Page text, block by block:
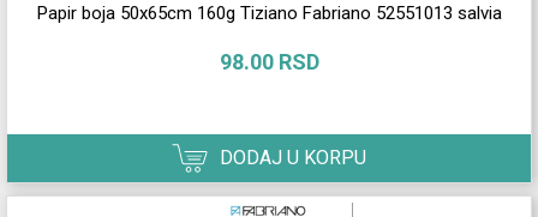
Papir boja 50x65cm 160g Tiziano Fabriano 52551013 salvia
98.00 RSD
DODAJ U KORPU